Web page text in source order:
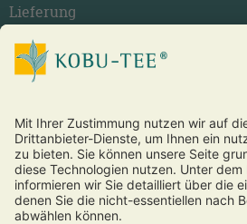
Lieferung
facebook twitter
Vertrag